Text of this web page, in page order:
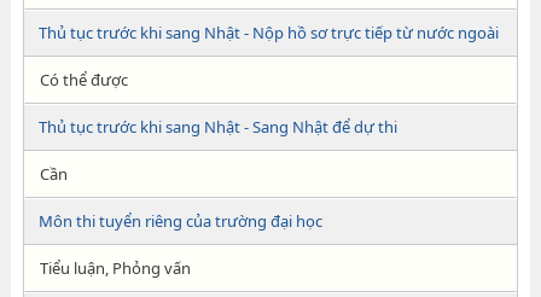
Thủ tục trước khi sang Nhật - Nộp hồ sơ trực tiếp từ nước ngoài
Có thể được
Thủ tục trước khi sang Nhật - Sang Nhật để dự thi
Cần
Môn thi tuyển riêng của trường đại học
Tiểu luận, Phỏng vấn